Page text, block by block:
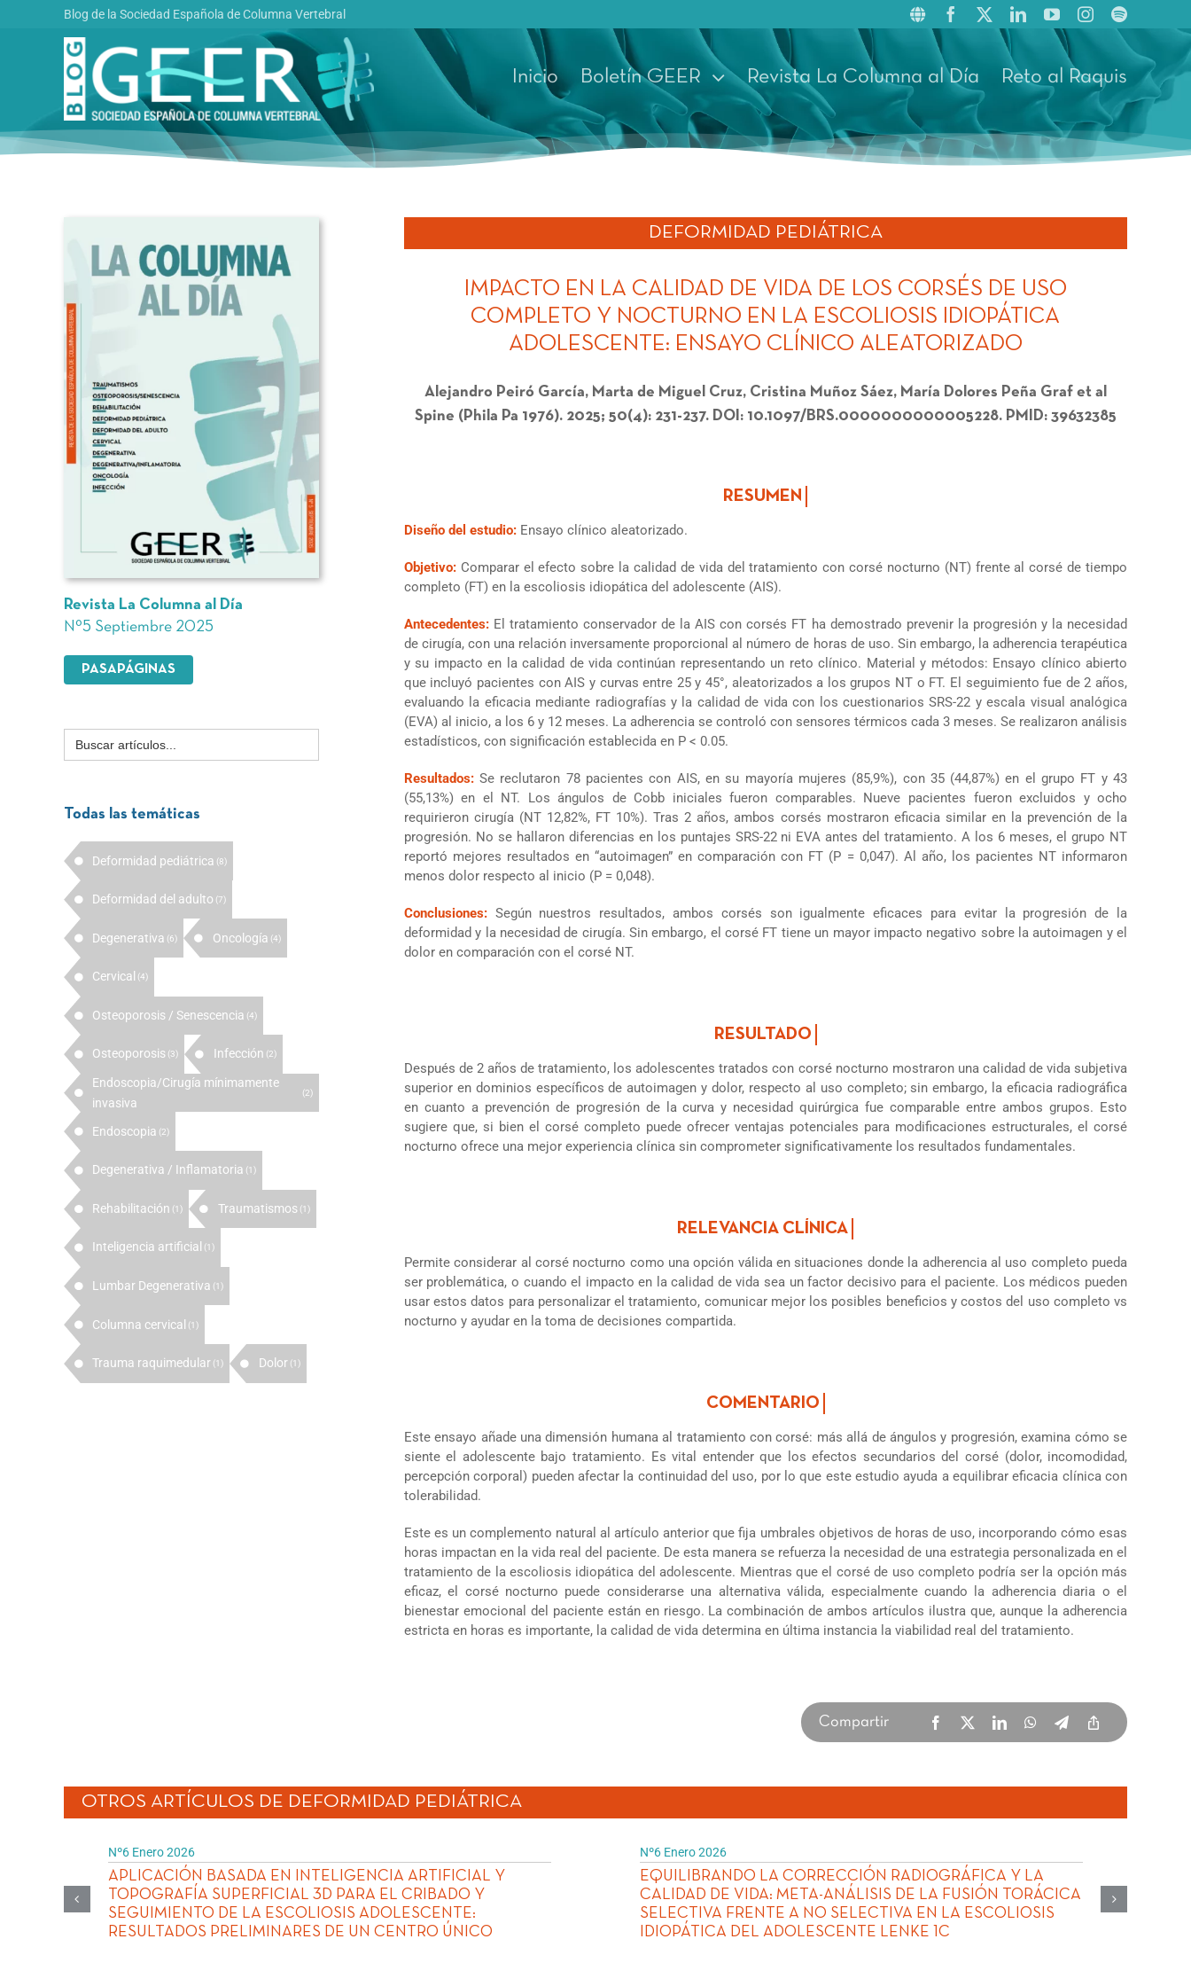
Blog de la Sociedad Española de Columna Vertebral
Inicio Boletín GEER Revista La Columna al Día Reto al Raquis
Revista La Columna al Día
Nº5 Septiembre 2025
PASAPÁGINAS
Buscar:
Todas las temáticas
Deformidad pediátrica (8)
Deformidad del adulto (7)
Degenerativa (6) Oncología (4)
Cervical (4)
Osteoporosis / Senescencia (4)
Osteoporosis (3) Infección (2)
Endoscopia/Cirugía mínimamente
invasiva
(2)
Endoscopia (2)
Degenerativa / Inflamatoria (1)
Rehabilitación (1) Traumatismos (1)
Inteligencia artificial (1)
Lumbar Degenerativa (1)
Columna cervical (1)
Trauma raquimedular (1) Dolor (1)
DEFORMIDAD PEDIÁTRICA
IMPACTO EN LA CALIDAD DE VIDA DE LOS CORSÉS DE USO
COMPLETO Y NOCTURNO EN LA ESCOLIOSIS IDIOPÁTICA
ADOLESCENTE: ENSAYO CLÍNICO ALEATORIZADO
Alejandro Peiró García, Marta de Miguel Cruz, Cristina Muñoz Sáez, María Dolores Peña Graf et al
Spine (Phila Pa 1976). 2025; 50(4): 231-237. DOI: 10.1097/BRS.0000000000005228. PMID: 39632385
Diseño del estudio:Ensayo clínico aleatorizado.
Objetivo:Comparar el efecto sobre la calidad de vida del tratamiento con corsé nocturno (NT) frente al corsé de tiempo
completo (FT) en la escoliosis idiopática del adolescente (AIS).
Antecedentes:El tratamiento conservador de la AIS con corsés FT ha demostrado prevenir la progresión y la necesidad
de cirugía, con una relación inversamente proporcional al número de horas de uso. Sin embargo, la adherencia terapéutica
y su impacto en la calidad de vida continúan representando un reto clínico. Material y métodos: Ensayo clínico abierto
que incluyó pacientes con AIS y curvas entre 25 y 45°, aleatorizados a los grupos NT o FT. El seguimiento fue de 2 años,
evaluando la eficacia mediante radiografías y la calidad de vida con los cuestionarios SRS-22 y escala visual analógica
(EVA) al inicio, a los 6 y 12 meses. La adherencia se controló con sensores térmicos cada 3 meses. Se realizaron análisis
estadísticos, con significación establecida en P < 0.05.
Resultados:Se reclutaron 78 pacientes con AIS, en su mayoría mujeres (85,9%), con 35 (44,87%) en el grupo FT y 43
(55,13%) en el NT. Los ángulos de Cobb iniciales fueron comparables. Nueve pacientes fueron excluidos y ocho
requirieron cirugía (NT 12,82%, FT 10%). Tras 2 años, ambos corsés mostraron eficacia similar en la prevención de la
progresión. No se hallaron diferencias en los puntajes SRS-22 ni EVA antes del tratamiento. A los 6 meses, el grupo NT
reportó mejores resultados en “autoimagen” en comparación con FT (P = 0,047). Al año, los pacientes NT informaron
menos dolor respecto al inicio (P = 0,048).
Conclusiones:Según nuestros resultados, ambos corsés son igualmente eficaces para evitar la progresión de la
deformidad y la necesidad de cirugía. Sin embargo, el corsé FT tiene un mayor impacto negativo sobre la autoimagen y el
dolor en comparación con el corsé NT.
Después de 2 años de tratamiento, los adolescentes tratados con corsé nocturno mostraron una calidad de vida subjetiva
superior en dominios específicos de autoimagen y dolor, respecto al uso completo; sin embargo, la eficacia radiográfica
en cuanto a prevención de progresión de la curva y necesidad quirúrgica fue comparable entre ambos grupos. Esto
sugiere que, si bien el corsé completo puede ofrecer ventajas potenciales para modificaciones estructurales, el corsé
nocturno ofrece una mejor experiencia clínica sin comprometer significativamente los resultados fundamentales.
Permite considerar al corsé nocturno como una opción válida en situaciones donde la adherencia al uso completo pueda
ser problemática, o cuando el impacto en la calidad de vida sea un factor decisivo para el paciente. Los médicos pueden
usar estos datos para personalizar el tratamiento, comunicar mejor los posibles beneficios y costos del uso completo vs
nocturno y ayudar en la toma de decisiones compartida.
Este ensayo añade una dimensión humana al tratamiento con corsé: más allá de ángulos y progresión, examina cómo se
siente el adolescente bajo tratamiento. Es vital entender que los efectos secundarios del corsé (dolor, incomodidad,
percepción corporal) pueden afectar la continuidad del uso, por lo que este estudio ayuda a equilibrar eficacia clínica con
tolerabilidad.
Este es un complemento natural al artículo anterior que fija umbrales objetivos de horas de uso, incorporando cómo esas
horas impactan en la vida real del paciente. De esta manera se refuerza la necesidad de una estrategia personalizada en el
tratamiento de la escoliosis idiopática del adolescente. Mientras que el corsé de uso completo podría ser la opción más
eficaz, el corsé nocturno puede considerarse una alternativa válida, especialmente cuando la adherencia diaria o el
bienestar emocional del paciente están en riesgo. La combinación de ambos artículos ilustra que, aunque la adherencia
estricta en horas es importante, la calidad de vida determina en última instancia la viabilidad real del tratamiento.
Compartir
OTROS ARTÍCULOS DE DEFORMIDAD PEDIÁTRICA
Nº6 Enero 2026
APLICACIÓN BASADA EN INTELIGENCIA ARTIFICIAL Y
TOPOGRAFÍA SUPERFICIAL 3D PARA EL CRIBADO Y
SEGUIMIENTO DE LA ESCOLIOSIS ADOLESCENTE:
RESULTADOS PRELIMINARES DE UN CENTRO ÚNICO
Nº6 Enero 2026
EQUILIBRANDO LA CORRECCIÓN RADIOGRÁFICA Y LA
CALIDAD DE VIDA: META-ANÁLISIS DE LA FUSIÓN TORÁCICA
SELECTIVA FRENTE A NO SELECTIVA EN LA ESCOLIOSIS
IDIOPÁTICA DEL ADOLESCENTE LENKE 1C